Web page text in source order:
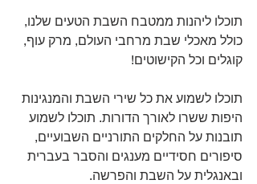
תוכלו ליהנות ממטבח השבת הטעים שלנו,
כולל מאכלי שבת מרחבי העולם, מרק עוף,
קוגלים וכל הקישוטים!
תוכלו לשמוע את כל שירי השבת והמנגינות
היפות ששרו לאורך הדורות. תוכלו לשמוע
תובנות על החלקים התורניים השבועיים,
סיפורים חסידיים מענגים והסבר בעברית
ובאנגלית על השבת והפרשה.